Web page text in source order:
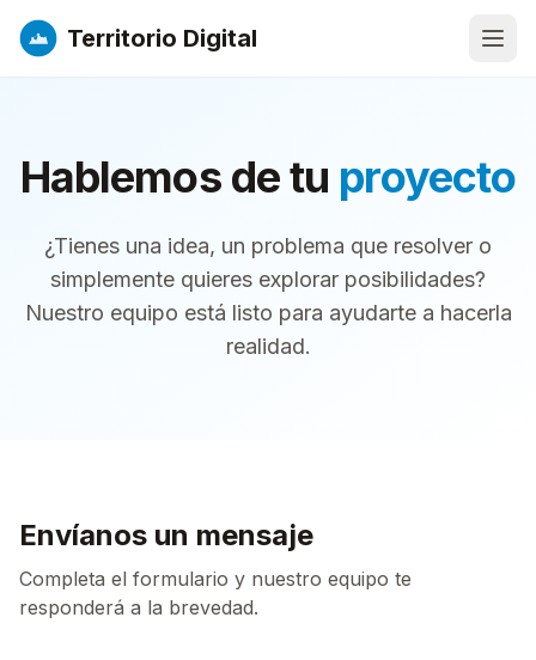
Territorio Digital
Hablemos de tu proyecto
¿Tienes una idea, un problema que resolver o
simplemente quieres explorar posibilidades?
Nuestro equipo está listo para ayudarte a hacerla
realidad.
Envíanos un mensaje
Completa el formulario y nuestro equipo te
responderá a la brevedad.